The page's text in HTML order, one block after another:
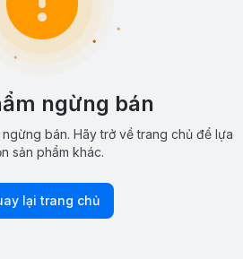
ngừng bán
bán. Hãy trở về trang chủ để lựa
sản phẩm khác.
lại trang chủ